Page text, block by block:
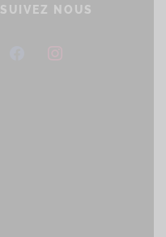
SUIVEZ NOUS
facebookinstagram